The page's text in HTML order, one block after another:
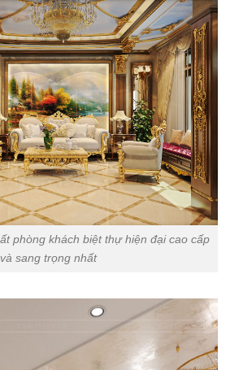
phòng khách biệt thự hiện đại cao cấp
và sang trọng nhất